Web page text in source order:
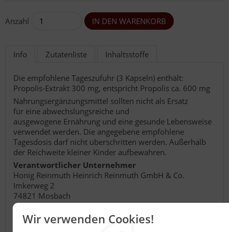
Wir verwenden Cookies!
Anzahl
Info Zutatenliste Inhaltsstoffe
Die empfohlene Tageszufuhr (3 Kapseln) enthält:
Propolis-Extrakt 300 mg, entspricht Propolis ca. 600 mg
Nahrungsergänzungsmittel sollten nicht als Ersatz
für eine abwechslungsreiche und
ausgewogene Ernährung und eine gesunde Lebensweise
verwendet werden. Die angegebene empfohlene
Tagesdosis darf nicht überschritten werden. Außerhalb
der Reichweite kleiner Kinder aufbewahren.
Verantwortlicher Unternehmer
Honig Reinmuth Heinrich Reinmuth GmbH & Co.
Imkerweg 2
74821 Mosbach